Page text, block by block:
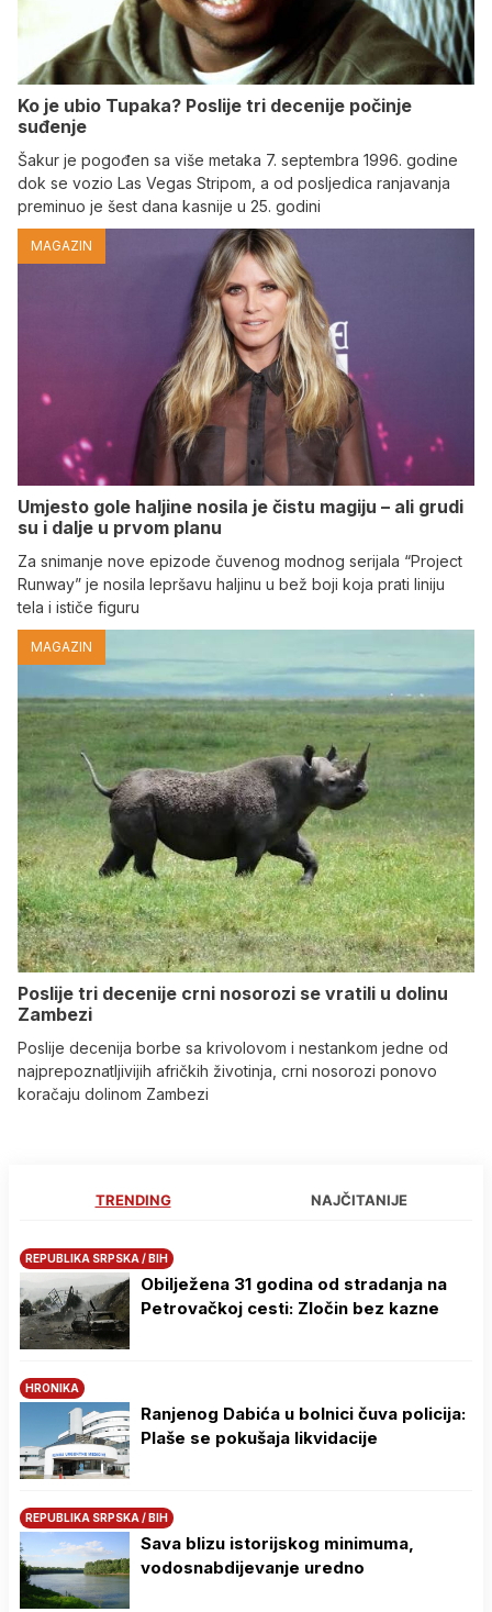
Ko je ubio Tupaka? Poslije tri decenije počinje
suđenje
Šakur je pogođen sa više metaka 7. septembra 1996. godine
dok se vozio Las Vegas Stripom, a od posljedica ranjavanja
preminuo je šest dana kasnije u 25. godini
MAGAZIN
Umjesto gole haljine nosila je čistu magiju – ali grudi
su i dalje u prvom planu
Za snimanje nove epizode čuvenog modnog serijala “Project
Runway” je nosila lepršavu haljinu u bež boji koja prati liniju
tela i ističe figuru
MAGAZIN
Poslije tri decenije crni nosorozi se vratili u dolinu
Zambezi
Poslije decenija borbe sa krivolovom i nestankom jedne od
najprepoznatljivijih afričkih životinja, crni nosorozi ponovo
koračaju dolinom Zambezi
TRENDING NAJČITANIJE
REPUBLIKA SRPSKA / BIH
Obilježena 31 godina od stradanja na
Petrovačkoj cesti: Zločin bez kazne
HRONIKA
Ranjenog Dabića u bolnici čuva policija:
Plaše se pokušaja likvidacije
REPUBLIKA SRPSKA / BIH
Sava blizu istorijskog minimuma,
vodosnabdijevanje uredno